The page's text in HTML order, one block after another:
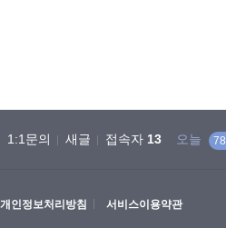
1:1문의 새글 접속자 13 오늘
개인정보처리방침 서비스이용약관